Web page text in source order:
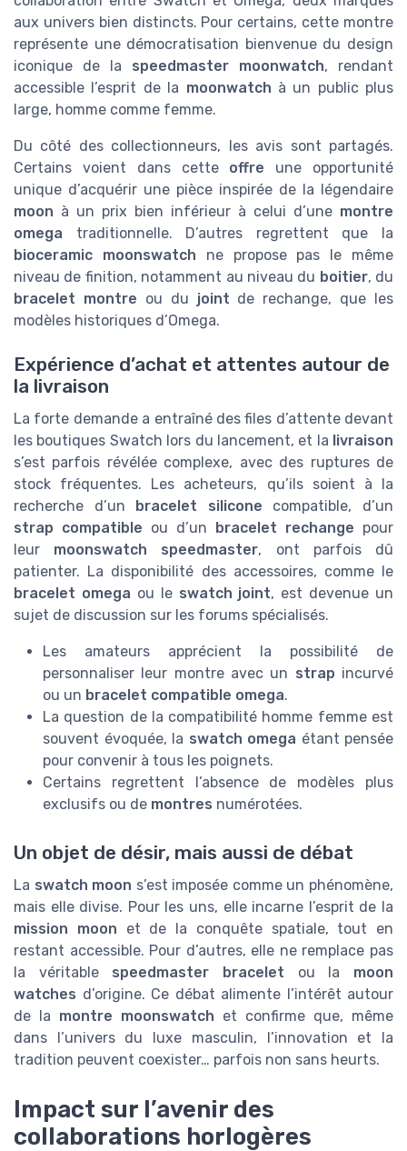
aux univers bien distincts. Pour certains, cette montre
représente une démocratisation bienvenue du design
iconique de la speedmaster moonwatch, rendant
accessible l’esprit de la moonwatch à un public plus
large, homme comme femme.
Du côté des collectionneurs, les avis sont partagés.
Certains voient dans cette offre une opportunité
unique d’acquérir une pièce inspirée de la légendaire
moon à un prix bien inférieur à celui d’une montre
omega traditionnelle. D’autres regrettent que la
bioceramic moonswatch ne propose pas le même
niveau de finition, notamment au niveau du boitier, du
bracelet montre ou du joint de rechange, que les
modèles historiques d’Omega.
Expérience d’achat et attentes autour de
la livraison
La forte demande a entraîné des files d’attente devant
les boutiques Swatch lors du lancement, et la livraison
s’est parfois révélée complexe, avec des ruptures de
stock fréquentes. Les acheteurs, qu’ils soient à la
recherche d’un
bracelet silicone compatible, d’un
strap compatible ou d’un bracelet rechange pour
leur moonswatch speedmaster, ont parfois dû
patienter. La disponibilité des accessoires, comme le
bracelet omega ou le swatch joint, est devenue un
sujet de discussion sur les forums spécialisés.
Les amateurs apprécient la possibilité de
personnaliser leur montre avec un strap incurvé
ou un bracelet compatible omega.
La question de la compatibilité homme femme est
souvent évoquée, la swatch omega étant pensée
pour convenir à tous les poignets.
Certains regrettent l’absence de modèles plus
exclusifs ou de montres numérotées.
Un objet de désir, mais aussi de débat
La swatch moon s’est imposée comme un phénomène,
mais elle divise. Pour les uns, elle incarne l’esprit de la
mission moon et de la conquête spatiale, tout en
restant accessible. Pour d’autres, elle ne remplace pas
la véritable speedmaster bracelet ou la moon
watches d’origine. Ce débat alimente l’intérêt autour
de la montre moonswatch et confirme que, même
dans l’univers du luxe masculin, l’innovation et la
tradition peuvent coexister… parfois non sans heurts.
Impact sur l’avenir des
collaborations horlogères